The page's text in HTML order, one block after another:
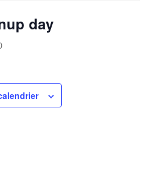
day